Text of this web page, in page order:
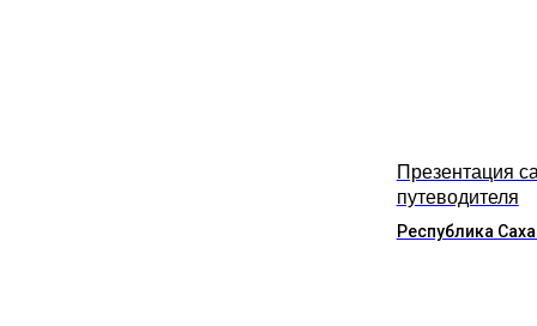
Презентация
путеводителя
Республика